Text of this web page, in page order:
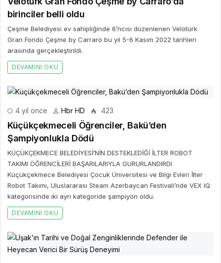
birinciler belli oldu
Çeşme Belediyesi ev sahipliğinde 6’ncısı düzenlenen Velotürk
Gran Fondo Çeşme by Carraro bu yıl 5-6 Kasım 2022 tarihleri
arasında gerçekleştirildi.
DEVAMINI OKU
4 yıl önce Hbr HD 423
Küçükçekmeceli Öğrenciler, Bakü’den
Şampiyonlukla Dödü
KÜÇÜKÇEKMECE BELEDİYESİ’NİN DESTEKLEDİĞİ İLTER ROBOT
TAKIMI ÖĞRENCİLERİ BAŞARILARIYLA GURURLANDIRDI
Küçükçekmece Belediyesi Çocuk Üniversitesi ve Bilgi Evleri İlter
Robot Takımı, Uluslararası Steam Azerbaycan Festivali’nde VEX IQ
kategorisinde iki ayrı kategoride şampiyon oldu.
DEVAMINI OKU